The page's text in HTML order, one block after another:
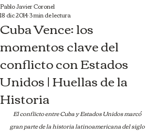
Cuba Vence: los
momentos clave del
conflicto con Estados
Unidos | Huellas de la
Historia
Pablo Javier Coronel
18 dic 20143 min de lectura
El conflicto entre Cuba y Estados Unidos marcó
gran parte de la historia latinoamericana del siglo